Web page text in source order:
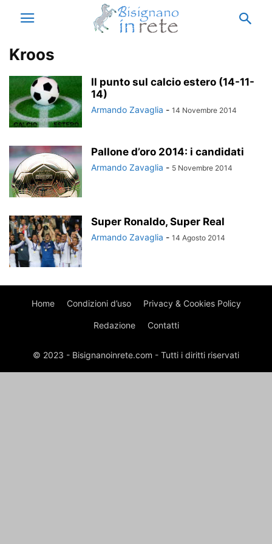
Kroos
Il punto sul calcio estero (14-11-
14)
Armando Zavaglia - 14 Novembre 2014
Pallone d’oro 2014: i candidati
Armando Zavaglia - 5 Novembre 2014
Super Ronaldo, Super Real
Armando Zavaglia - 14 Agosto 2014
Home Condizioni d’uso Privacy & Cookies Policy
Redazione Contatti
© 2023 - Bisignanoinrete.com - Tutti i diritti riservati